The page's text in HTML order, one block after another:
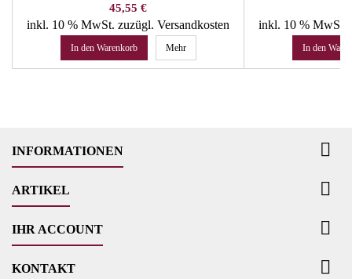
Preis
45,55 €
inkl. 10 % MwSt. zuzügl. Versandkosten
In den Warenkorb Mehr
inkl. 10 % MwSt.
In den
INFORMATIONEN 
ARTIKEL 
IHR ACCOUNT 
KONTAKT 